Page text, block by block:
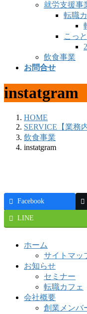
就労支援事
転職
こっ
飲食事業
お問合せ
instatgram
HOME
SERVICE【業務
飲食事業
instatgram
Facebook
LINE
ホーム
サイトマッ
お知らせ
セミナー
転職カフェ
会社概要
創業メンバ